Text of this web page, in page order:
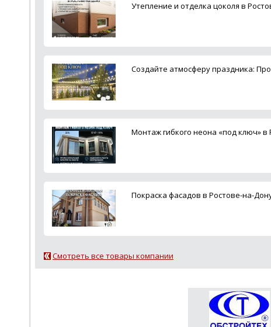
Утепление и отделка цоколя в
Создайте атмосферу праздника:
Монтаж гибкого неона «под ключ» в
Покраска фасадов в Ростове-на-
Смотреть все товары компании